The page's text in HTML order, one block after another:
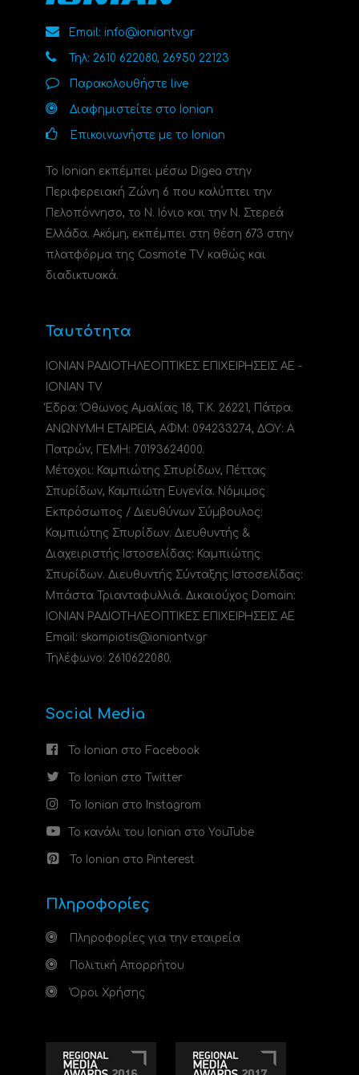
Email: info@ioniantv.gr
Τηλ: 2610 622080, 26950 22123
Παρακολουθήστε live
Διαφημιστείτε στο Ionian
Επικοινωνήστε με το Ionian
Το Ionian εκπέμπει μέσω Digea στην
Περιφερειακή Ζώνη 6 που καλύπτει την
Πελοπόννησο, το N. Ιόνιο και την Ν. Στερεά
Ελλάδα. Ακόμη, εκπέμπει στη θέση 673 στην
πλατφόρμα της Cosmote TV καθώς και
διαδικτυακά.
Ταυτότητα
ΙΟΝΙΑΝ ΡΑΔΙΟΤΗΛΕΟΠΤΙΚΕΣ ΕΠΙΧΕΙΡΗΣΕΙΣ ΑΕ -
IONIAN TV
Έδρα: Όθωνος Αμαλίας 18, Τ.Κ. 26221, Πάτρα.
ΑΝΩΝΥΜΗ ΕΤΑΙΡΕΙΑ, ΑΦΜ: 094233274, ΔΟΥ: A
Πατρών, ΓΕΜΗ: 70193624000.
Μέτοχοι: Καμπιώτης Σπυρίδων, Πέττας
Σπυρίδων, Καμπιώτη Ευγενία. Νόμιμος
Εκπρόσωπος / Διευθύνων Σύμβουλος:
Καμπιώτης Σπυρίδων. Διευθυντής &
Διαχειριστής Ιστοσελίδας: Καμπιώτης
Σπυρίδων. Διευθυντής Σύνταξης Ιστοσελίδας:
Μπάστα Τριανταφυλλιά. Δικαιούχος Domain:
ΙΟΝΙΑΝ ΡΑΔΙΟΤΗΛΕΟΠΤΙΚΕΣ ΕΠΙΧΕΙΡΗΣΕΙΣ ΑΕ
Email: skampiotis@ioniantv.gr
Τηλέφωνο: 2610622080.
Social Media
Το Ionian στο Facebook
Το Ionian στο Twitter
Το Ionian στο Instagram
Το κανάλι του Ionian στο YouTube
Το Ionian στο Pinterest
Πληροφορίες
Πληροφορίες για την εταιρεία
Πολιτική Απορρήτου
Όροι Χρήσης